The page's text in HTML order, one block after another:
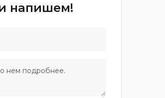
напишем!